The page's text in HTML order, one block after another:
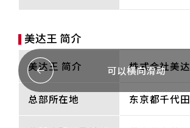
美达王 简介
美达王 简介 株式会社美
总部所在地 东京都千代
可以横向滑动